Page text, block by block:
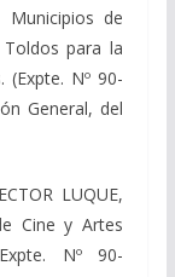
de
para la
(Expte. Nº 90-
General, del
LUQUE,
Cine y Artes
Nº 90-